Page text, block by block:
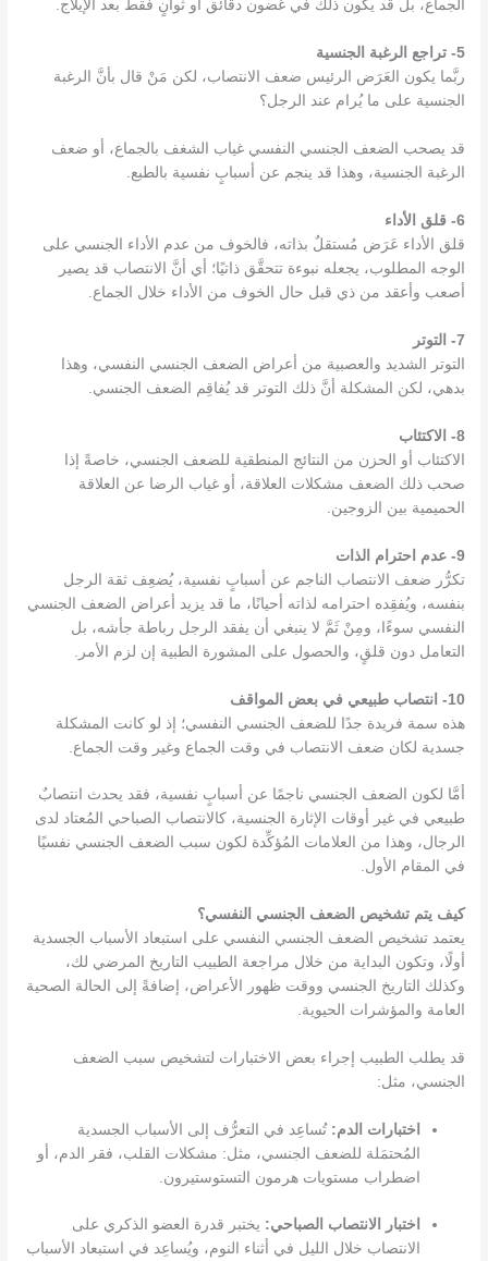
الجماع، بل قد يكون ذلك في غضون دقائق أو ثوانٍ فقط بعد الإيلاج.
5- تراجع الرغبة الجنسية
ربَّما يكون العَرَض الرئيس ضعف الانتصاب، لكن مَنْ قال بأنَّ الرغبة
الجنسية على ما يُرام عند الرجل؟
قد يصحب الضعف الجنسي النفسي غياب الشغف بالجماع، أو ضعف
الرغبة الجنسية، وهذا قد ينجم عن أسبابٍ نفسية بالطبع.
6- قلق الأداء
قلق الأداء عَرَض مُستقلٌ بذاته، فالخوف من عدم الأداء الجنسي على
الوجه المطلوب، يجعله نبوءة تتحقَّق ذاتيًا؛ أي أنَّ الانتصاب قد يصير
أصعب وأعقد من ذي قبل حال الخوف من الأداء خلال الجماع.
7- التوتر
التوتر الشديد والعصبية من أعراض الضعف الجنسي النفسي، وهذا
بدهي، لكن المشكلة أنَّ ذلك التوتر قد يُفاقِم الضعف الجنسي.
8- الاكتئاب
الاكتئاب أو الحزن من النتائج المنطقية للضعف الجنسي، خاصةً إذا
صحب ذلك الضعف مشكلات العلاقة، أو غياب الرضا عن العلاقة
الحميمية بين الزوجين.
9- عدم احترام الذات
تكرُّر ضعف الانتصاب الناجم عن أسبابٍ نفسية، يُضعِف ثقة الرجل
بنفسه، ويُفقِده احترامه لذاته أحيانًا، ما قد يزيد أعراض الضعف الجنسي
النفسي سوءًا، ومِنْ ثَمَّ لا ينبغي أن يفقد الرجل رباطة جأشه، بل
التعامل دون قلقٍ، والحصول على المشورة الطبية إن لزم الأمر.
10- انتصاب طبيعي في بعض المواقف
هذه سمة فريدة جدًا للضعف الجنسي النفسي؛ إذ لو كانت المشكلة
جسدية لكان ضعف الانتصاب في وقت الجماع وغير وقت الجماع.
أمَّا لكون الضعف الجنسي ناجمًا عن أسبابٍ نفسية، فقد يحدث انتصابٌ
طبيعي في غير أوقات الإثارة الجنسية، كالانتصاب الصباحي المُعتاد لدى
الرجال، وهذا من العلامات المُؤكِّدة لكون سبب الضعف الجنسي نفسيًا
في المقام الأول.
كيف يتم تشخيص الضعف الجنسي النفسي؟
يعتمد تشخيص الضعف الجنسي النفسي على استبعاد الأسباب الجسدية
أولًا، وتكون البداية من خلال مراجعة الطبيب التاريخ المرضي لك،
وكذلك التاريخ الجنسي ووقت ظهور الأعراض، إضافةً إلى الحالة الصحية
العامة والمؤشرات الحيوية.
قد يطلب الطبيب إجراء بعض الاختبارات لتشخيص سبب الضعف
الجنسي، مثل:
اختبارات الدم:تُساعِد في التعرُّف إلى الأسباب الجسدية
المُحتمَلة للضعف الجنسي، مثل: مشكلات القلب، فقر الدم، أو
اضطراب مستويات هرمون التستوستيرون.
اختبار الانتصاب الصباحي: يختبر قدرة العضو الذكري على
الانتصاب خلال الليل في أثناء النوم، ويُساعِد في استبعاد الأسباب